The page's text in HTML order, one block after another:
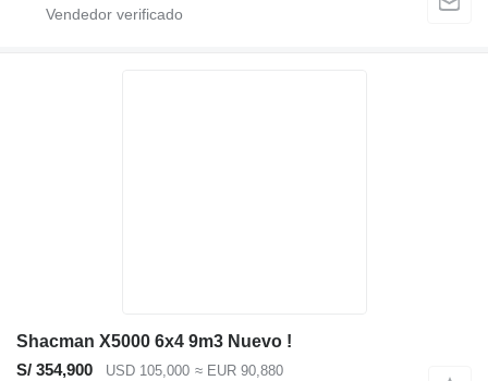
Shacman X5000 6x4 9m3 Nuevo !
S/ 354,900
USD 105,000 ≈ EUR 90,880